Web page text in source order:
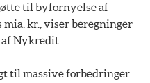
til byfornyelse af
mia. kr., viser beregninger
Nykredit.
til massive forbedringer